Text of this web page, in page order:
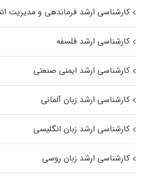
کارشناسی ارشد فرماندهی و مدیریت
کارشناسی ارشد فلسفه
کارشناسی ارشد ایمنی صنعتی
کارشناسی ارشد زبان آلمانی
کارشناسی ارشد زبان انگلیسی
کارشناسی ارشد زبان روسی